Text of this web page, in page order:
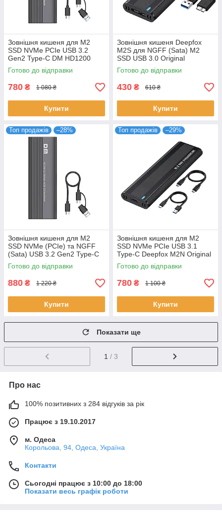
Зовнішня кишеня для M2
SSD NVMe PCIe USB 3.2
Gen2 Type-C DM HD1200
Original
Готово до відправки
780 ₴ 1 080 ₴
Купити
Зовнішня кишеня Deepfox
M2S для NGFF (Sata) M2
SSD USB 3.0 Original
Готово до відправки
430 ₴ 610 ₴
Купити
Топ продажів –28%
Зовнішня кишеня для M2
SSD NVMe (PCIe) та NGFF
(Sata) USB 3.2 Gen2 Type-C
DM HD1300 Original
Готово до відправки
880 ₴ 1 220 ₴
Купити
Топ продажів –29%
Зовнішня кишеня для M2
SSD NVMe PCIe USB 3.1
Type-C Deepfox M2N Original
Готово до відправки
780 ₴ 1 100 ₴
Купити
Показати ще
1 / 3
Про нас
100% позитивних з 284 відгуків за рік
Працює з 19.10.2017
м. Одеса
Корольова, 94, Одеса, Україна
Контакти
Сьогодні працює з 10:00 до 18:00
Показати весь графік роботи